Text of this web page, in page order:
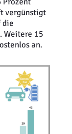
vergünstigt
die
Weitere 15
an.